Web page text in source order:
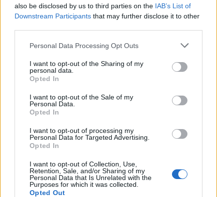
also be disclosed by us to third parties on the IAB’s List of
Downstream Participants that may further disclose it to other
Please note that this website/app uses one or more Google
not limited to your visit or usage behaviour. You may click to
grant or deny consent to Google and its third-party tags to
use your data for below specified purposes in below Google
consent section.
Personal Data Processing Opt Outs
I want to opt-out of the Sharing of my
personal data.
Opted In
I want to opt-out of the Sale of my
Personal Data.
Opted In
I want to opt-out of processing my
Personal Data for Targeted Advertising.
Opted In
I want to opt-out of Collection, Use,
Retention, Sale, and/or Sharing of my
Personal Data that Is Unrelated with the
Purposes for which it was collected.
Opted Out
ΣΥΛΛΟΓΟΙ
Χωρύγι: Οι φετινές εκδηλώσεις του Προφήτη Ηλία
είχαν ευχάριστες εκπλήξεις, και ένα τρικούβερτο
ποντιακό γλέντι σε δύο επεισόδια
21/07/2026 - 10:44μμ